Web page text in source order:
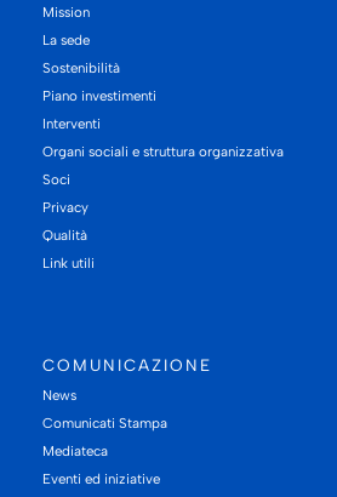
Mission
La sede
Sostenibilità
Piano investimenti
Interventi
Organi sociali e struttura organizzativa
Soci
Privacy
Qualità
Link utili
COMUNICAZIONE
News
Comunicati Stampa
Mediateca
Eventi ed iniziative